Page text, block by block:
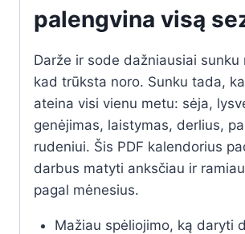
palengvina visą
Darže ir sode dažniausiai sunku
kad trūksta noro. Sunku tada,
ateina visi vienu metu: sėja,
genėjimas, laistymas, derlius,
rudeniui. Šis PDF kalendorius
darbus matyti anksčiau ir
pagal mėnesius.
Mažiau spėliojimo, ką daryti